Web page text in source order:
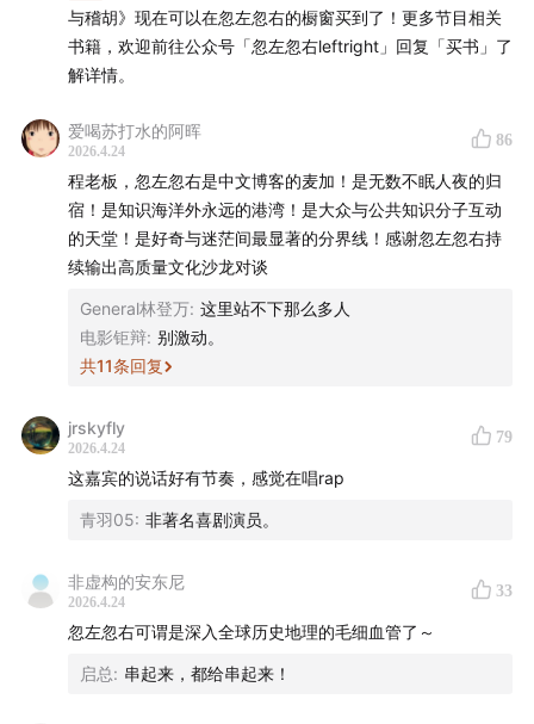
程衍樑（微博@GrenadierGuard2）
严昊，台湾政治大学历史学博士，非著名喜剧演员，著有
《胡马度阴山：中古华北山居族群丁零与稽胡》等。
- 时间轴 -
溯源丁零：与敕勒同宗，分散为西、北两部
以「呼延氏」为证：稽胡与南匈奴有亲密血缘
22:22「弥勒信仰」在稽胡内部盛行
28:00 治理稽胡：北齐修长城围堵，北周则主动征讨
丁零与稽胡为何无缘五胡之列？
与稽胡》现在可以在忽左忽右的橱窗买到了！更多节目相关
书籍，欢迎前往公众号「忽左忽右leftright」回复「买书」了
解详情。
爱喝苏打水的阿晖
2026.4.24
86
程老板，忽左忽右是中文博客的麦加！是无数不眠人夜的归
宿！是知识海洋外永远的港湾！是大众与公共知识分子互动
的天堂！是好奇与迷茫间最显著的分界线！感谢忽左忽右持
续输出高质量文化沙龙对谈
General林登万: 这里站不下那么多人
电影钜辩: 别激动。
共11条回复
jrskyfly
2026.4.24
79
这嘉宾的说话好有节奏，感觉在唱rap
青羽05: 非著名喜剧演员。
非虚构的安东尼
2026.4.24
33
忽左忽右可谓是深入全球历史地理的毛细血管了～
启总: 串起来，都给串起来！